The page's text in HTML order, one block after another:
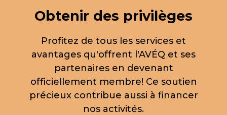
Obtenir des privilèges
Profitez de tous les services et
avantages qu'offrent l'AVÉQ et ses
partenaires en devenant
officiellement membre! Ce soutien
précieux contribue aussi à financer
nos activités.